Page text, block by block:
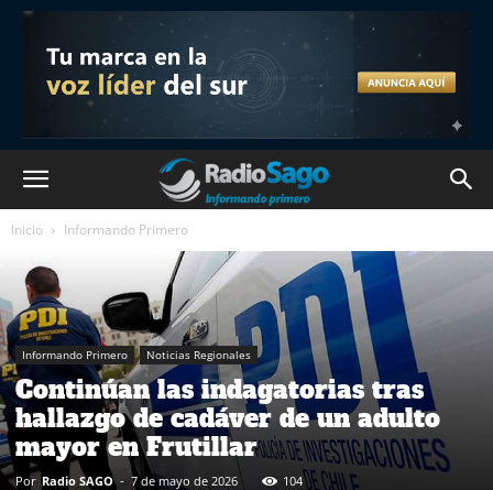
Inicio Informando Primero
Informando Primero Noticias Regionales
Continúan las indagatorias tras
hallazgo de cadáver de un adulto
mayor en Frutillar
Por Radio SAGO - 7 de mayo de 2026 104